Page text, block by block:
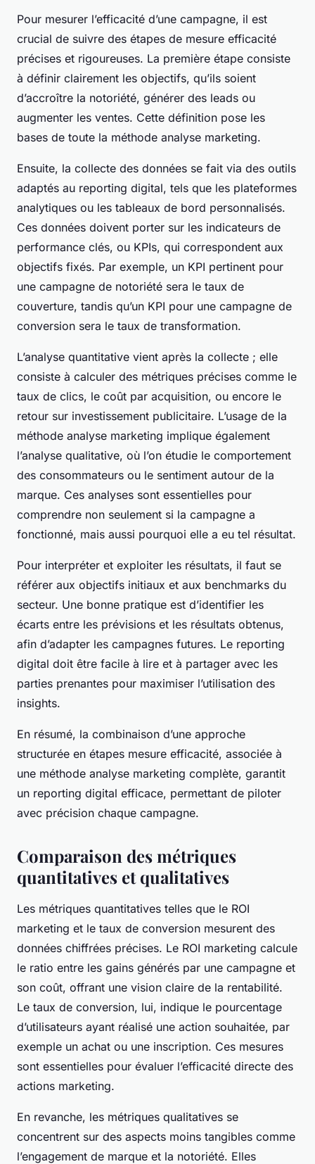
Pour mesurer l’efficacité d’une campagne, il est
crucial de suivre des étapes de mesure efficacité
précises et rigoureuses. La première étape consiste
à définir clairement les objectifs, qu’ils soient
d’accroître la notoriété, générer des leads ou
augmenter les ventes. Cette définition pose les
bases de toute la méthode analyse marketing.
Ensuite, la collecte des données se fait via des outils
adaptés au reporting digital, tels que les plateformes
analytiques ou les tableaux de bord personnalisés.
Ces données doivent porter sur les indicateurs de
performance clés, ou KPIs, qui correspondent aux
objectifs fixés. Par exemple, un KPI pertinent pour
une campagne de notoriété sera le taux de
couverture, tandis qu’un KPI pour une campagne de
conversion sera le taux de transformation.
L’analyse quantitative vient après la collecte ; elle
consiste à calculer des métriques précises comme le
taux de clics, le coût par acquisition, ou encore le
retour sur investissement publicitaire. L’usage de la
méthode analyse marketing implique également
l’analyse qualitative, où l’on étudie le comportement
des consommateurs ou le sentiment autour de la
marque. Ces analyses sont essentielles pour
comprendre non seulement si la campagne a
fonctionné, mais aussi pourquoi elle a eu tel résultat.
Pour interpréter et exploiter les résultats, il faut se
référer aux objectifs initiaux et aux benchmarks du
secteur. Une bonne pratique est d’identifier les
écarts entre les prévisions et les résultats obtenus,
afin d’adapter les campagnes futures. Le reporting
digital doit être facile à lire et à partager avec les
parties prenantes pour maximiser l’utilisation des
insights.
En résumé, la combinaison d’une approche
structurée en étapes mesure efficacité, associée à
une méthode analyse marketing complète, garantit
un reporting digital efficace, permettant de piloter
avec précision chaque campagne.
Comparaison des métriques
quantitatives et qualitatives
Les métriques quantitatives telles que le ROI
marketing et le taux de conversion mesurent des
données chiffrées précises. Le ROI marketing calcule
le ratio entre les gains générés par une campagne et
son coût, offrant une vision claire de la rentabilité.
Le taux de conversion, lui, indique le pourcentage
d’utilisateurs ayant réalisé une action souhaitée, par
exemple un achat ou une inscription. Ces mesures
sont essentielles pour évaluer l’efficacité directe des
actions marketing.
En revanche, les métriques qualitatives se
concentrent sur des aspects moins tangibles comme
l’engagement de marque et la notoriété. Elles